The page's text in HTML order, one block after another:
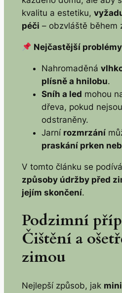
kvalitu a estetiku,
péči – obzvláště během
Nejčastější
Nahromaděná
plísně a hnilobu.
Sníh a led mohou
dřeva, pokud
odstraněny.
Jarní rozmrzání
praskání prken
V tomto článku se
způsoby údržby před
jejím skončení.
Podzimní
Čištění a
zimou
Nejlepší způsob, jak